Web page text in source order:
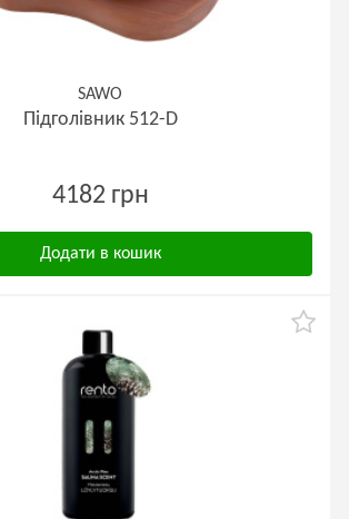
SAWO
Підголівник 512-D
4182 грн
Додати в кошик